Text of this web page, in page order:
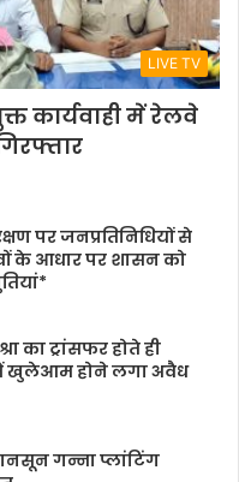
LIVE TV
कार्यवाही में रेलवे
पर जनप्रतिनिधियों से
के आधार पर शासन को
का ट्रांसफर होते ही
खुलेआम होने लगा अवैध
गन्ना प्लांटिंग